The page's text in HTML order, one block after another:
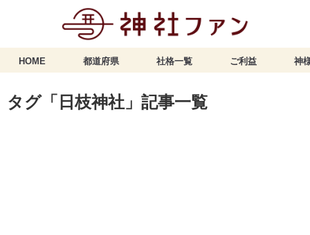
HOME 都道府県 社格一覧 ご利益 神
タグ「日枝神社」記事一覧